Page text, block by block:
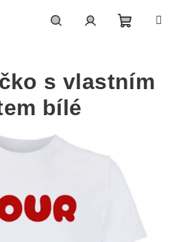
košík
s vlastním
bílé